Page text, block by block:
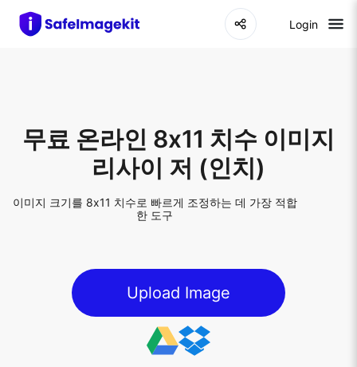
Login
무료 온라인 8x11 치수 이미지
리사이 저 (인치)
이미지 크기를 8x11 치수로 빠르게 조정하는 데 가장 적합
한 도구
Upload Image